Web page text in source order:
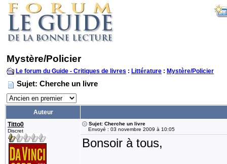
Mystère/Policier
Le forum du Guide - Critiques de livres : Littérature : Mystère/Policier
Sujet: Cherche un livre
Auteur
Titto0
Discret
Sujet: Cherche un livre
Envoyé : 03 novembre 2009 à 10:05
Bonsoir à tous,